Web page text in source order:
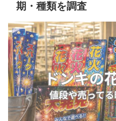
期・種類を調査